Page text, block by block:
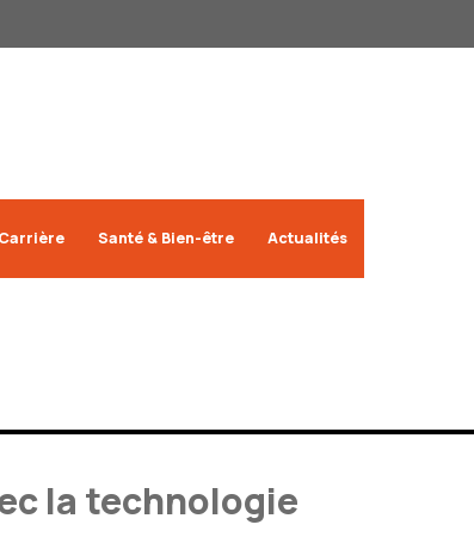
Santé & Bien-être Actualités
la technologie